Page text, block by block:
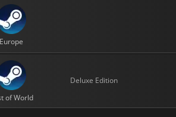
Europe
of World
Deluxe Edition